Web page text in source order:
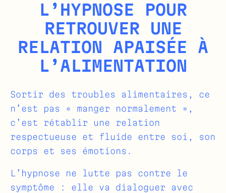
L’HYPNOSE POUR
RETROUVER UNE
RELATION APAISÉE À
L’ALIMENTATION
Sortir des troubles alimentaires, ce
n’est pas « manger normalement »,
c’est rétablir une relation
respectueuse et fluide entre soi, son
corps et ses émotions.
L’hypnose ne lutte pas contre le
symptôme : elle va dialoguer avec